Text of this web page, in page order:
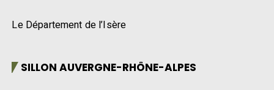
Le Département de l’Isère
SILLON AUVERGNE-RHÔNE-ALPES